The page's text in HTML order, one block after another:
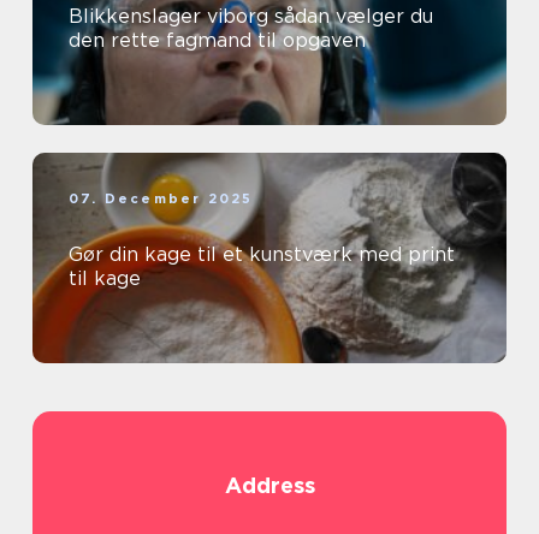
Blikkenslager viborg sådan vælger du
den rette fagmand til opgaven
07. December 2025
Gør din kage til et kunstværk med print
til kage
Address